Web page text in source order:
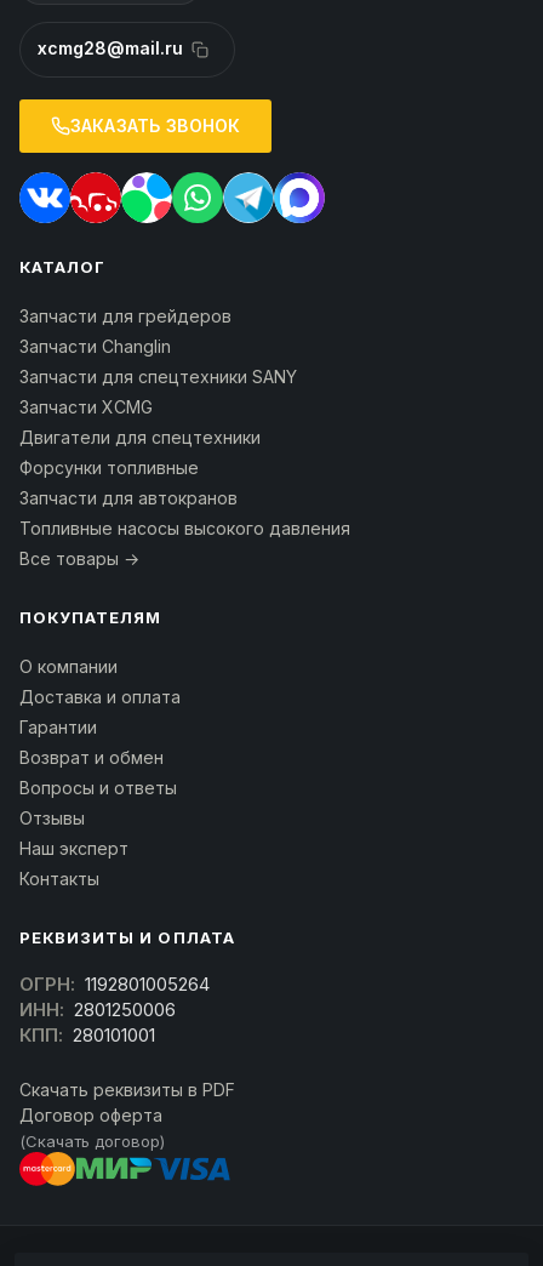
xcmg28@mail.ru
ЗАКАЗАТЬ ЗВОНОК
КАТАЛОГ
Запчасти для грейдеров
Запчасти Changlin
Запчасти для спецтехники SANY
Запчасти XCMG
Двигатели для спецтехники
Форсунки топливные
Запчасти для автокранов
Топливные насосы высокого давления
Все товары →
ПОКУПАТЕЛЯМ
О компании
Доставка и оплата
Гарантии
Возврат и обмен
Вопросы и ответы
Отзывы
Наш эксперт
Контакты
РЕКВИЗИТЫ И ОПЛАТА
ОГРН: 1192801005264
ИНН: 2801250006
КПП: 280101001
Скачать реквизиты в PDF
Договор оферта
(Скачать договор)